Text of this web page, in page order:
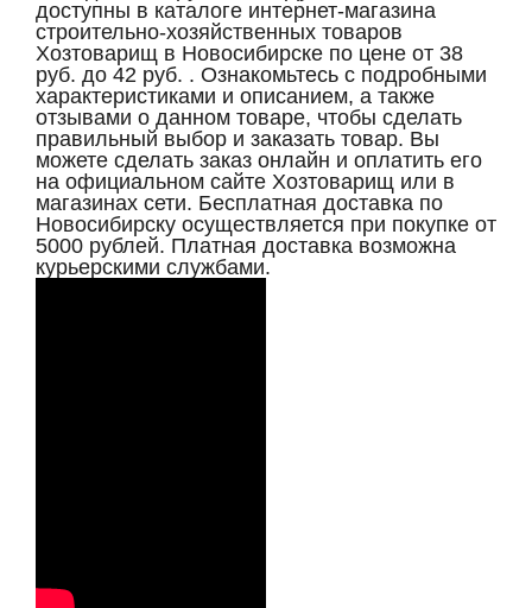
доступны в каталоге интернет-магазина
строительно-хозяйственных товаров
Хозтоварищ в Новосибирске по цене от 38
руб. до 42 руб. . Ознакомьтесь с подробными
характеристиками и описанием, а также
отзывами о данном товаре, чтобы сделать
правильный выбор и заказать товар. Вы
можете сделать заказ онлайн и оплатить его
на официальном сайте Хозтоварищ или в
магазинах сети. Бесплатная доставка по
Новосибирску осуществляется при покупке от
5000 рублей. Платная доставка возможна
курьерскими службами.